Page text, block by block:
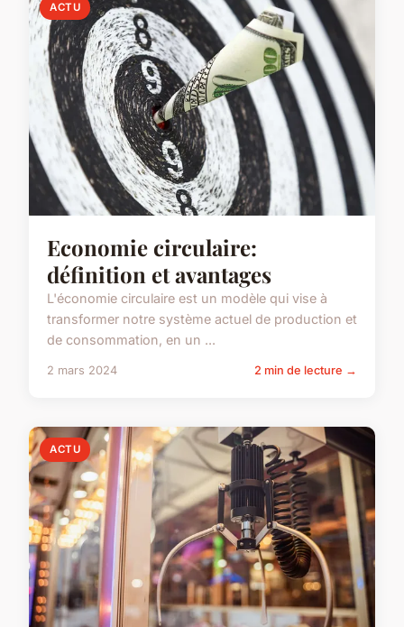
ACTU
Economie circulaire:
définition et avantages
L'économie circulaire est un modèle qui vise à
transformer notre système actuel de production et
de consommation, en un ...
2 mars 2024 2 min de lecture →
ACTU